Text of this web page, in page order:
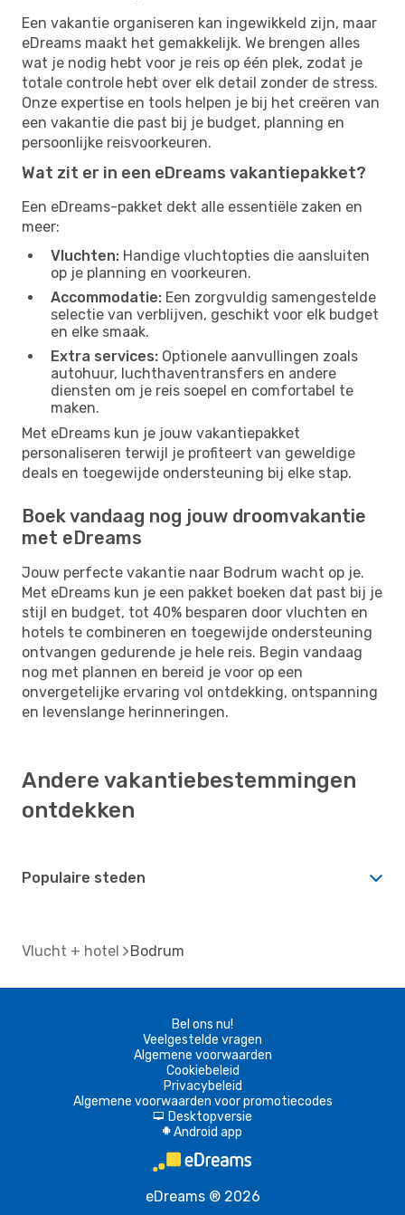
Een vakantie organiseren kan ingewikkeld zijn, maar
eDreams maakt het gemakkelijk. We brengen alles
wat je nodig hebt voor je reis op één plek, zodat je
totale controle hebt over elk detail zonder de stress.
Onze expertise en tools helpen je bij het creëren van
een vakantie die past bij je budget, planning en
persoonlijke reisvoorkeuren.
Wat zit er in een eDreams vakantiepakket?
Een eDreams-pakket dekt alle essentiële zaken en
meer:
Vluchten: Handige vluchtopties die aansluiten
op je planning en voorkeuren.
Accommodatie: Een zorgvuldig samengestelde
selectie van verblijven, geschikt voor elk budget
en elke smaak.
Extra services: Optionele aanvullingen zoals
autohuur, luchthaventransfers en andere
diensten om je reis soepel en comfortabel te
maken.
Met eDreams kun je jouw vakantiepakket
personaliseren terwijl je profiteert van geweldige
deals en toegewijde ondersteuning bij elke stap.
Boek vandaag nog jouw droomvakantie
met eDreams
Jouw perfecte vakantie naar Bodrum wacht op je.
Met eDreams kun je een pakket boeken dat past bij je
stijl en budget, tot 40% besparen door vluchten en
hotels te combineren en toegewijde ondersteuning
ontvangen gedurende je hele reis. Begin vandaag
nog met plannen en bereid je voor op een
onvergetelijke ervaring vol ontdekking, ontspanning
en levenslange herinneringen.
Andere vakantiebestemmingen
ontdekken
Populaire steden
Vlucht + hotel Bodrum
Bel ons nu!
Veelgestelde vragen
Algemene voorwaarden
Cookiebeleid
Privacybeleid
Algemene voorwaarden voor promotiecodes
d Desktopversie
A Android app
eDreams ® 2026